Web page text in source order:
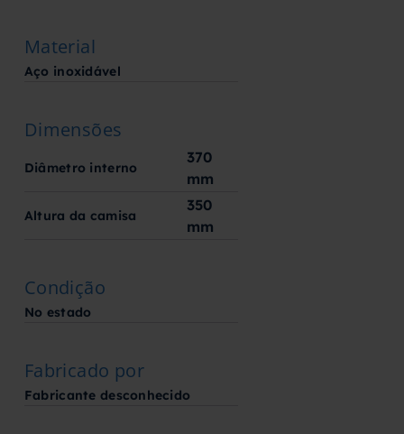
Material
Aço inoxidável
Dimensões
Diâmetro interno
370
mm
Altura da camisa
350
mm
Condição
No estado
Fabricado por
Fabricante desconhecido